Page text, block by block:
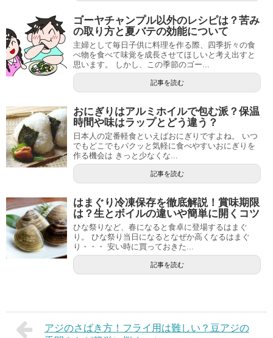
ゴーヤチャンプル以外のレシピは？苦み
の取り方と夏バテの効能について
主婦として毎日子供に料理を作る際、四季折々の食
べ物を食べて味覚を成長させてほしいと考え出すと
思います。 しかし、この季節のゴー...
記事を読む
おにぎりはアルミホイルで包む派？保温
時間や味はラップとどう違う？
日本人の定番軽食といえばおにぎりですよね。 いつ
でもどこでもパクッと気軽に食べやすいおにぎりを
作る機会は きっと少なくな...
記事を読む
はまぐり冷凍保存を徹底解説！賞味期限
は？生とボイルの違いや簡単に開くコツ
ひな祭りなど、春になると食卓に登場するはまぐ
り。 ひな祭り当日になるとなぜか高くなるはまぐ
り・・・ 安い時に買っておきた...
記事を読む
アジのさばき方！フライ用は難しい？豆アジの